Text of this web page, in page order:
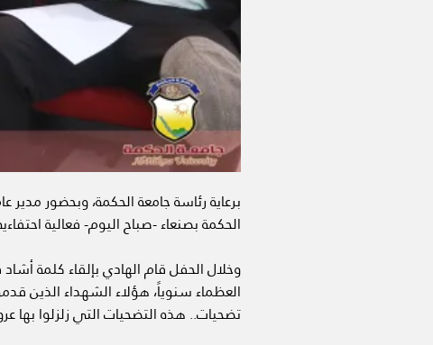
برعاية رئاسة جامعة الحكمة، وبحضور مدير
الحكمة بصنعاء -صباح اليوم- فعالية
وخلال الحفل قام الهادي بإلقاء كلمة
العظماء سنوياً، هؤلاء الشهداء الذين
تضحيات.. هذه التضحيات التي زلزلوا بها